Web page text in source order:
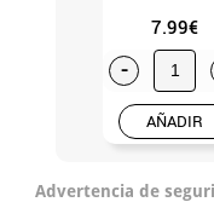
7.99€
-
AÑADIR
Advertencia de